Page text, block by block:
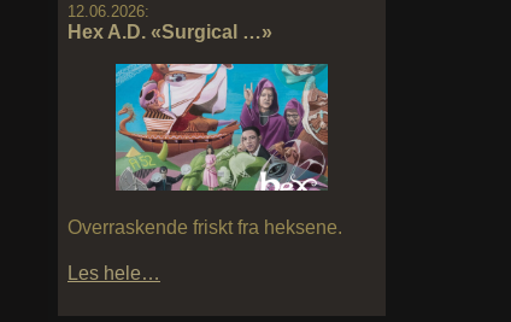
12.06.2026:
Hex A.D. «Surgical …»
Overraskende friskt fra heksene.
Les hele…